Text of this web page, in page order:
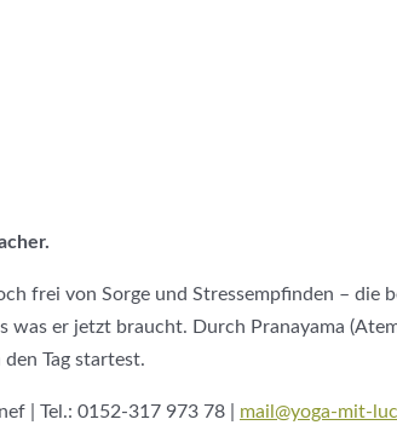
frei von Sorge und Stressempfinden –
was er jetzt braucht. Durch Pranayama
Tag startest.
| Tel.: 0152-317 973 78 | mail@yoga-mit-